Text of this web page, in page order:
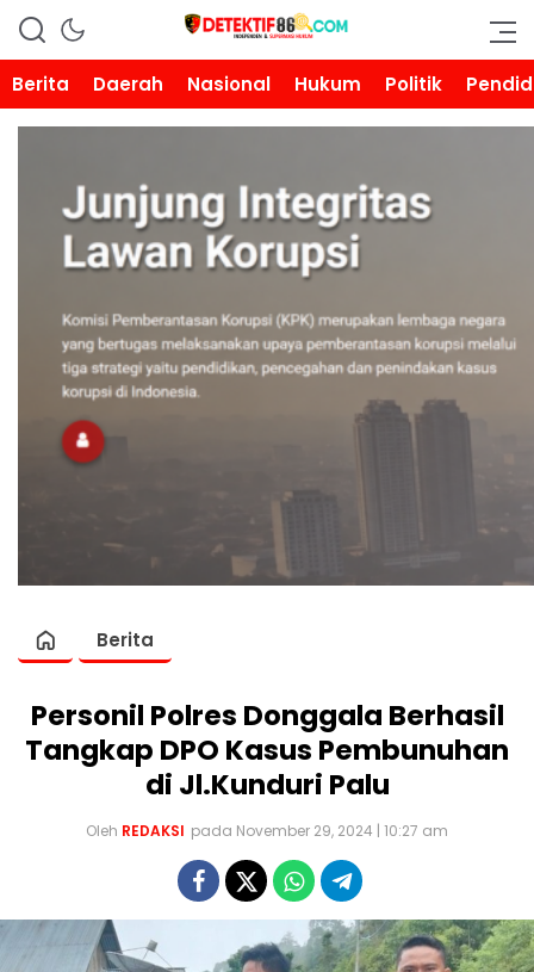
DETEKTIF86.COM
Berita
Daerah Nasional Hukum Politik
Berita
Personil Polres Donggala Berhasil
Tangkap DPO Kasus Pembunuhan
di Jl.Kunduri Palu
Oleh REDAKSI pada November 29, 2024 | 10:27 am